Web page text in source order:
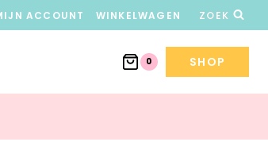
ACCOUNT WINKELWAGEN ZOEK
0 SHOP